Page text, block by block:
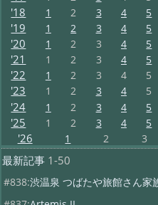
'18 1 2 3 4 5
'19 1 2 3 4 5
'20 1 2 3 4 5
'21 1 2 3 4 5
'22 1 2 3 4 5
'23 1 2 3 4 5
'24 1 2 3 4 5
'25 1 2 3 4 5
'26 1 2 3
最新記事1-50
#838:渋温泉 つばたや旅館さん家